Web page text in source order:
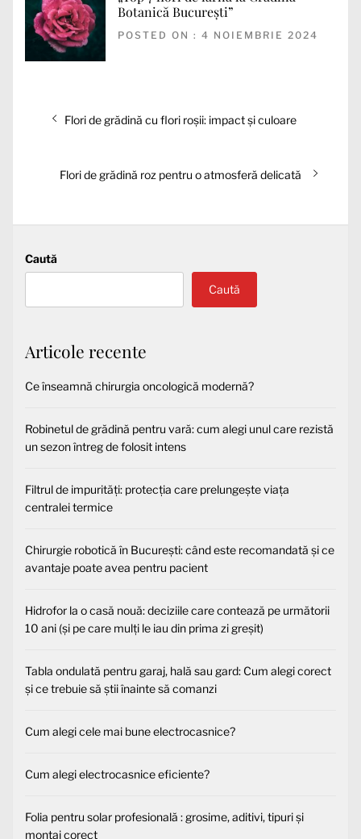
Botanică București”
POSTED ON : 4 NOIEMBRIE 2024
Articolul
Flori de grădină cu flori roșii: impact și culoare
Articolul
Flori de grădină roz pentru o atmosferă delicată
Caută
Caută
Articole recente
Ce înseamnă chirurgia oncologică modernă?
Robinetul de grădină pentru vară: cum alegi unul care rezistă
un sezon întreg de folosit intens
Filtrul de impurități: protecția care prelungește viața
centralei termice
Chirurgie robotică în București: când este recomandată și ce
avantaje poate avea pentru pacient
Hidrofor la o casă nouă: deciziile care contează pe următorii
10 ani (și pe care mulți le iau din prima zi greșit)
Tabla ondulată pentru garaj, hală sau gard: Cum alegi corect
și ce trebuie să știi înainte să comanzi
Cum alegi cele mai bune electrocasnice?
Cum alegi electrocasnice eficiente?
Folia pentru solar profesională : grosime, aditivi, tipuri și
montaj corect